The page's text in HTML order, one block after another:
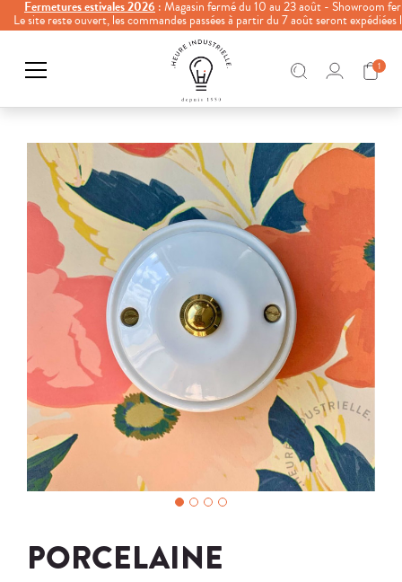
PORCELAINE
Fermetures estivales 2026 : Magasin fermé du 10 au 23 août - Showroom
Le site reste ouvert, les commandes passées à partir du 7 août seront
1